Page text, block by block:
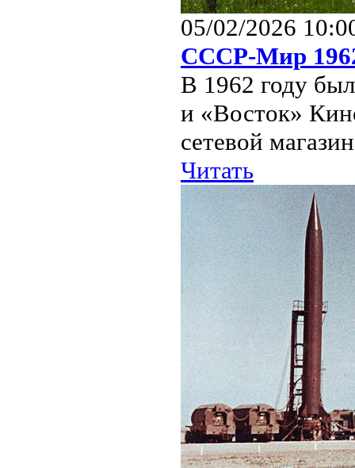
05/02/2026
СССР-Мир
В 1962 году
и «Восток»
сетевой
Читать